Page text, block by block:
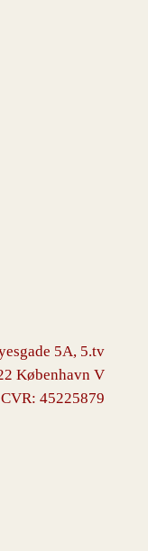
5A, 5.tv
København V
CVR: 45225879